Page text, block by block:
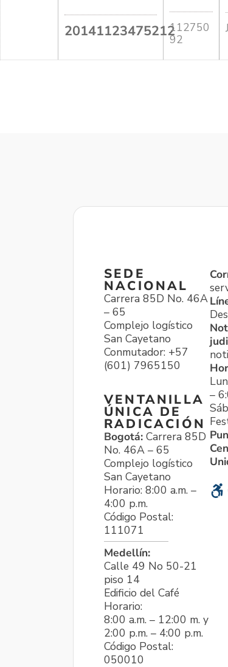
20141123475212112750
92
SEDE
NACIONAL
Carrera 85D No. 46A
– 65
Complejo logístico
San Cayetano
Conmutador: +57
(601) 7965150
VENTANILLA
ÚNICA DE
RADICACIÓN
Bogotá: Carrera 85D
No. 46A – 65
Complejo logístico
San Cayetano
Horario: 8:00 a.m. –
4:00 p.m.
Código Postal:
111071
Medellín:
Calle 49 No 50-21
piso 14
Edificio del Café
Horario:
8:00 a.m. – 12:00 m. y
2:00 p.m. – 4:00 p.m.
Código Postal:
050010
–